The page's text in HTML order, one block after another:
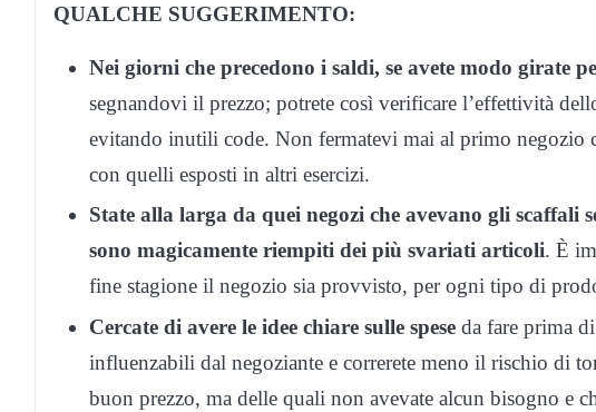
QUALCHE SUGGERIMENTO:
Nei giorni che precedono i saldi, se avete modo girate
segnandovi il prezzo; potrete così verificare l’effettività
evitando inutili code. Non fermatevi mai al primo negozio
con quelli esposti in altri esercizi.
State alla larga da quei negozi che avevano gli scaffali
sono magicamente riempiti dei più svariati articoli. È
fine stagione il negozio sia provvisto, per ogni tipo di
Cercate di avere le idee chiare sulle spese da fare prima
influenzabili dal negoziante e correrete meno il rischio di
buon prezzo, ma delle quali non avevate alcun bisogno e